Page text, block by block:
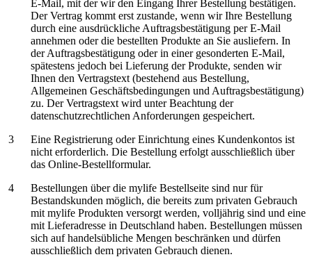
E-Mail, mit der wir den Eingang Ihrer Bestellung bestätigen.
Der Vertrag kommt erst zustande, wenn wir Ihre Bestellung
durch eine ausdrückliche Auftragsbestätigung per E-Mail
annehmen oder die bestellten Produkte an Sie ausliefern. In
der Auftragsbestätigung oder in einer gesonderten E-Mail,
spätestens jedoch bei Lieferung der Produkte, senden wir
Ihnen den Vertragstext (bestehend aus Bestellung,
Allgemeinen Geschäftsbedingungen und Auftragsbestätigung)
zu. Der Vertragstext wird unter Beachtung der
datenschutzrechtlichen Anforderungen gespeichert.
Eine Registrierung oder Einrichtung eines Kundenkontos ist
nicht erforderlich. Die Bestellung erfolgt ausschließlich über
das Online-Bestellformular.
Bestellungen über die mylife Bestellseite sind nur für
Bestandskunden möglich, die bereits zum privaten Gebrauch
mit mylife Produkten versorgt werden, volljährig sind und eine
mit Lieferadresse in Deutschland haben. Bestellungen müssen
sich auf handelsübliche Mengen beschränken und dürfen
ausschließlich dem privaten Gebrauch dienen.